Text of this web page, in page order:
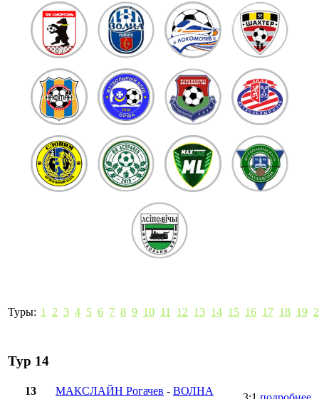
Туры: 1 2 3 4 5 6 7 8 9 10 11 12 13 14 15 16 17 18 19
Тур 14
13
МАКСЛАЙН Рогачев - ВОЛНА